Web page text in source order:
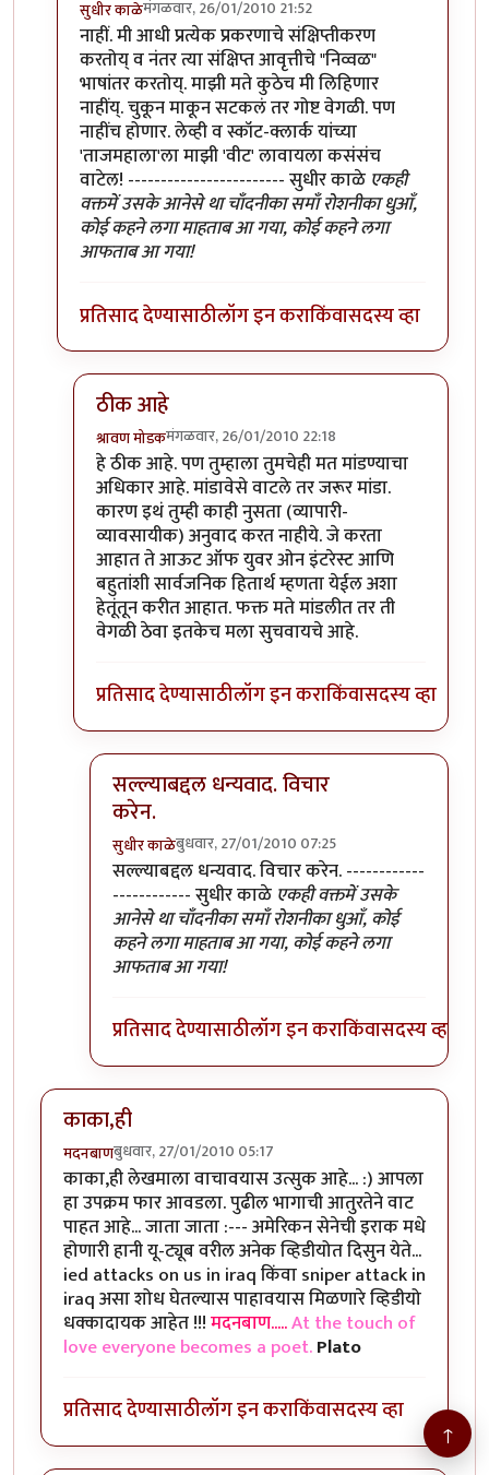
सुधीर काळेमंगळवार, 26/01/2010 21:52
In reply toवाचतो आहेbyश्रावण मोडक
नाहीं. मी आधी प्रत्येक प्रकरणाचे संक्षिप्तीकरण
करतोय् व नंतर त्या संक्षिप्त आवृत्तीचे "निव्वळ"
भाषांतर करतोय्. माझी मते कुठेच मी लिहिणार
नाहींय्. चुकून माकून सटकलं तर गोष्ट वेगळी. पण
नाहींच होणार. लेव्ही व स्कॉट-क्लार्क यांच्या
'ताजमहाला'ला माझी 'वीट' लावायला कसंसंच
वाटेल! ------------------------ सुधीर काळे एकही
वक्तमें उसके आनेसे था चाँदनीका समाँ रोशनीका धुआँ,
कोई कहने लगा माहताब आ गया, कोई कहने लगा
आफताब आ गया!
प्रतिसाद देण्यासाठीलॉग इन कराकिंवासदस्य व्हा
ठीक आहे
श्रावण मोडकमंगळवार, 26/01/2010 22:18
In reply toमूळ लेखकांच्या 'ताजमहाला'ला माझी 'वीट'
हे ठीक आहे. पण तुम्हाला तुमचेही मत मांडण्याचा
अधिकार आहे. मांडावेसे वाटले तर जरूर मांडा.
कारण इथं तुम्ही काही नुसता (व्यापारी-
व्यावसायीक) अनुवाद करत नाहीये. जे करता
आहात ते आऊट ऑफ युवर ओन इंटरेस्ट आणि
बहुतांशी सार्वजनिक हितार्थ म्हणता येईल अशा
हेतूंतून करीत आहात. फक्त मते मांडलीत तर ती
वेगळी ठेवा इतकेच मला सुचवायचे आहे.
प्रतिसाद देण्यासाठीलॉग इन कराकिंवासदस्य व्हा
सल्ल्याबद्दल धन्यवाद. विचार
करेन.
सुधीर काळेबुधवार, 27/01/2010 07:25
In reply toठीक आहेbyश्रावण मोडक
सल्ल्याबद्दल धन्यवाद. विचार करेन. ------------
------------ सुधीर काळे एकही वक्तमें उसके
आनेसे था चाँदनीका समाँ रोशनीका धुआँ, कोई
कहने लगा माहताब आ गया, कोई कहने लगा
आफताब आ गया!
प्रतिसाद देण्यासाठीलॉग इन कराकिंवासदस्य व्हा
काका,ही
मदनबाणबुधवार, 27/01/2010 05:17
काका,ही लेखमाला वाचावयास उत्सुक आहे... :) आपला
हा उपक्रम फार आवडला. पुढील भागाची आतुरतेने वाट
पाहत आहे... जाता जाता :--- अमेरिकन सेनेची इराक मधे
होणारी हानी यू-ट्यूब वरील अनेक व्हिडीयोत दिसुन येते...
ied attacks on us in iraq किंवा sniper attack in
iraq असा शोध घेतल्यास पाहावयास मिळणारे व्हिडीयो
धक्कादायक आहेत !!!मदनबाण.....At the touch of
love everyone becomes a poet.Plato
प्रतिसाद देण्यासाठीलॉग इन कराकिंवासदस्य व्हा
↑